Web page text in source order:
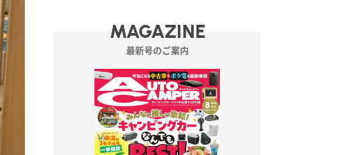
MAGAZINE
最新号のご案内